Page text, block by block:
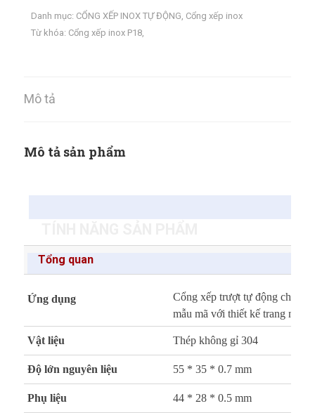
Danh mục: CỔNG XẾP INOX TỰ ĐỘNG, Cổng xếp inox
Từ khóa: Cổng xếp inox P18,
Mô tả
Mô tả sản phẩm
Tổng quan
Ứng dụng
Cổng xếp trượt tự động cho cơ
mẫu mã với thiết kế trang nhã
Vật liệu Thép không gỉ 304
Độ lớn nguyên liệu 55 * 35 * 0.7 mm
Phụ liệu 44 * 28 * 0.5 mm